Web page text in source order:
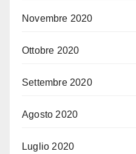
Novembre 2020
Ottobre 2020
Settembre 2020
Agosto 2020
Luglio 2020